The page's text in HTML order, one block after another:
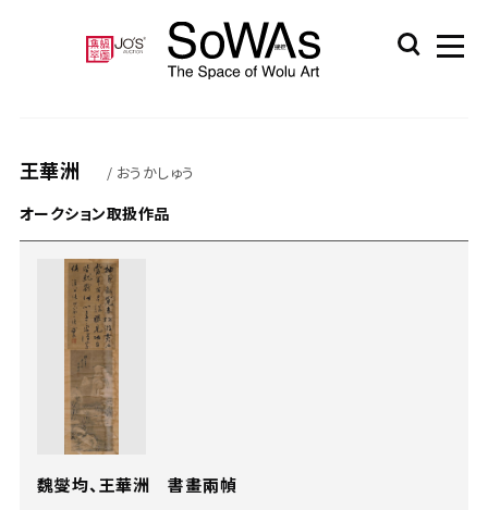
王華洲 / おうかしゅう
オークション取扱作品
魏燮均、王華洲 書畫兩幀